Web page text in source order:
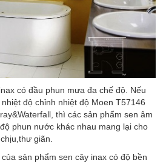
có đầu phun mưa đa chế độ. Nếu
độ chỉnh nhiệt độ Moen T57146
thì các sản phẩm sen âm
phun nước khác nhau mang lại cho
giãn.
sản phẩm sen cây inax có độ bền